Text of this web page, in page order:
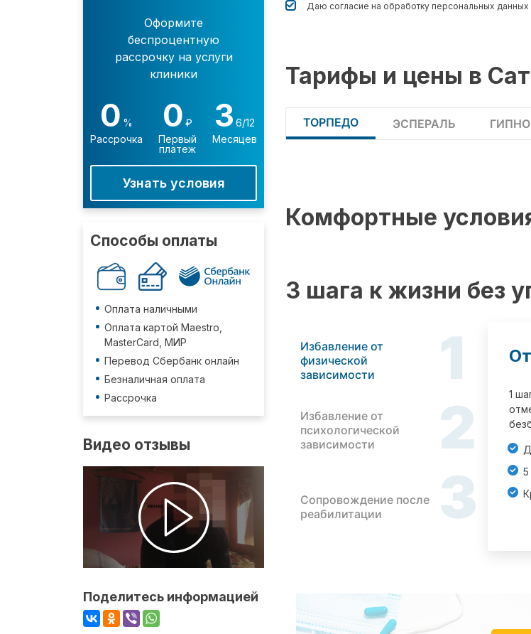
Оформите
беспроцентную
рассрочку на услуги
клиники
0 %
Рассрочка
0 ₽
Первый
платеж
3 6/12
Месяцев
Узнать условия
Способы оплаты
Оплата наличными
Оплата картой Maestro,
MasterCard, МИР
Перевод Сбербанк онлайн
Безналичная оплата
Рассрочка
Видео отзывы
Поделитесь информацией
Даю согласие на обработку персональных данных
Тарифы и цены в
ТОРПЕДО ЭСПЕРАЛЬ
Комфортные
3 шага к жизни без
Избавление от
физической
зависимости
1
Избавление от
психологической
зависимости
2
Сопровождение после
реабилитации
3
1
5